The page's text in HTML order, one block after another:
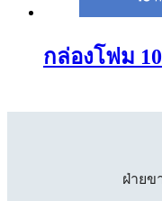
กล่องโฟม
ฝ่ายข